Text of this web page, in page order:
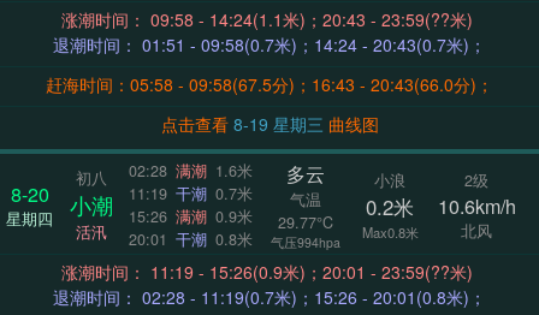
涨潮时间： 09:58 - 14:24(1.1米)；20:43 - 23:59(??米)
退潮时间： 01:51 - 09:58(0.7米)；14:24 - 20:43(0.7米)；
赶海时间：05:58 - 09:58(67.5分)；16:43 - 20:43(66.0分)；
点击查看
8-19 星期三 曲线图
8-20
星期四
初八
小潮
活汛
02:28 满潮 1.6米
11:19 干潮 0.7米
15:26 满潮 0.9米
20:01 干潮 0.8米
多云
气温
29.77°C
气压994hpa
小浪
0.2米
Max0.8米
2级
10.6km/h
北风
涨潮时间： 11:19 - 15:26(0.9米)；20:01 - 23:59(??米)
退潮时间： 02:28 - 11:19(0.7米)；15:26 - 20:01(0.8米)；